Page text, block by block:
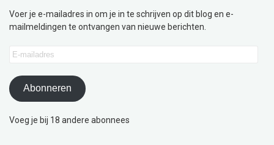
Voer je e-mailadres in om je in te schrijven op dit blog en e-
mailmeldingen te ontvangen van nieuwe berichten.
E-
Abonneren
Voeg je bij 18 andere abonnees